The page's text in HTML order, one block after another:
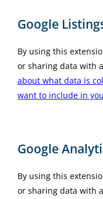
Google
By using this
or sharing data with
about what data is
want to include in
Google
By using this
or sharing data with